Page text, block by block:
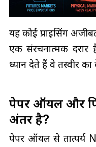
यह कोई प्राइसिंग
एक संरचनात्मक दरार
ध्यान देते हैं वे तस्वीर
पेपर ऑयल और
अंतर है?
पेपर ऑयल से तात्पर्य